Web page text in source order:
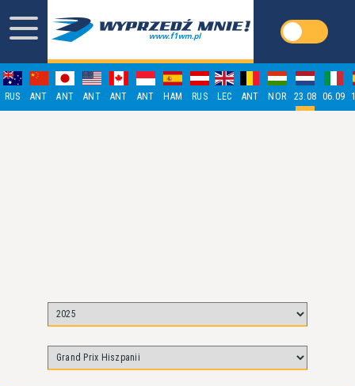
RUS ANT ANT ANT ANT ANT HAM RUS LEC ANT NOR 23.08 06.09